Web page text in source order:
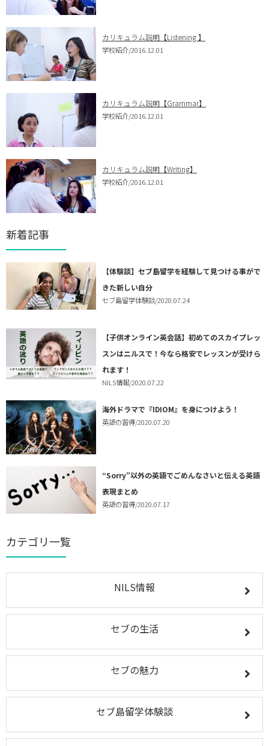
カリキュラム説明【Listening 】
学校紹介/2016.12.01
カリキュラム説明【Grammar】
学校紹介/2016.12.01
カリキュラム説明【Writing】
学校紹介/2016.12.01
新着記事
【体験談】セブ島留学を経験して見つける事がで
きた新しい自分
セブ島留学体験談/2020.07.24
【子供オンライン英会話】初めてのスカイプレッ
スンはニルスで！今なら格安でレッスンが受けら
れます！
NILS情報/2020.07.22
海外ドラマで『IDIOM』を身につけよう！
英語の習得/2020.07.20
“Sorry”以外の英語でごめんなさいと伝える英語
表現まとめ
英語の習得/2020.07.17
カテゴリ一覧
NILS情報
セブの生活
セブの魅力
セブ島留学体験談